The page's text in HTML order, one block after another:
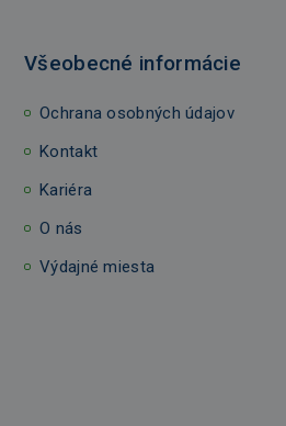
Všeobecné informácie
Ochrana osobných údajov
Kontakt
Kariéra
O nás
Výdajné miesta